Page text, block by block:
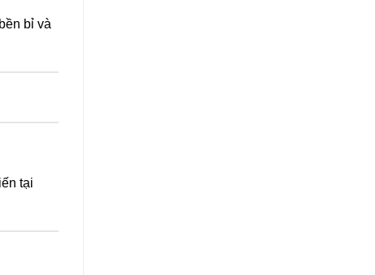
bỉ và
tại